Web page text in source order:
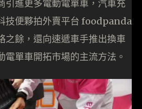
引進更多電動電單車，汽車充
技便夥拍外賣平台 foodpanda
之餘，還向速遞車手推出換車
電單車開拓市場的主流方法。